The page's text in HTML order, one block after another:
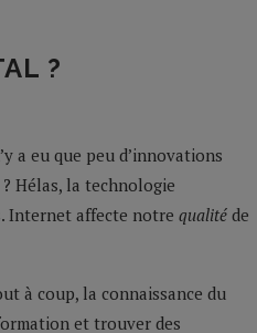
?
a eu que peu d’innovations
Hélas, la technologie
Internet affecte notre qualité de
à coup, la connaissance du
et trouver des